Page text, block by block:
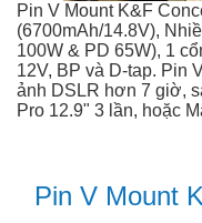
Pin V Mount K&F
(6700mAh/14.8V),
100W & PD 65W), 1
12V, BP và D-tap. Pin
ảnh DSLR hơn 7 giờ,
Pro 12.9" 3 lần, hoặc
Pin V Mount